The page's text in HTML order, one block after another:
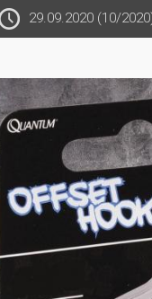
29.09.2020 (10/